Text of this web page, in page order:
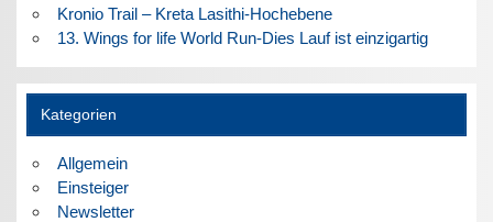
Kronio Trail – Kreta Lasithi-Hochebene
13. Wings for life World Run-Dies Lauf ist einzigartig
Kategorien
Allgemein
Einsteiger
Newsletter